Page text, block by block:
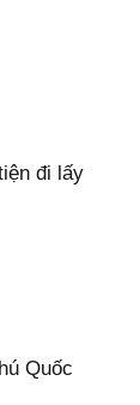
đi lấy
Quốc